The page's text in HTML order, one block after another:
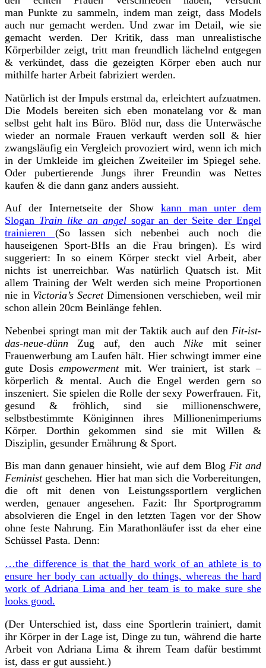
man Punkte zu sammeln, indem man zeigt, dass Models
auch nur gemacht werden. Und zwar im Detail, wie sie
gemacht werden. Der Kritik, dass man unrealistische
Körperbilder zeigt, tritt man freundlich lächelnd entgegen
& verkündet, dass die gezeigten Körper eben auch nur
mithilfe harter Arbeit fabriziert werden.
Natürlich ist der Impuls erstmal da, erleichtert aufzuatmen.
Die Models bereiten sich eben monatelang vor & man
selbst geht halt ins Büro. Blöd nur, dass die Unterwäsche
wieder an normale Frauen verkauft werden soll & hier
zwangsläufig ein Vergleich provoziert wird, wenn ich mich
in der Umkleide im gleichen Zweiteiler im Spiegel sehe.
Oder pubertierende Jungs ihrer Freundin was Nettes
kaufen & die dann ganz anders aussieht.
Auf der Internetseite der Show kann man unter dem
Slogan Train like an angelsogar an der Seite der Engel
trainieren (So lassen sich nebenbei auch noch die
hauseigenen Sport-BHs an die Frau bringen). Es wird
suggeriert: In so einem Körper steckt viel Arbeit, aber
nichts ist unerreichbar. Was natürlich Quatsch ist. Mit
allem Training der Welt werden sich meine Proportionen
nie in Victoria’s Secret Dimensionen verschieben, weil mir
schon allein 20cm Beinlänge fehlen.
Nebenbei springt man mit der Taktik auch auf den Fit-ist-
das-neue-dünn Zug auf, den auch Nike mit seiner
Frauenwerbung am Laufen hält. Hier schwingt immer eine
gute Dosisempowermentmit. Wer trainiert, ist stark –
körperlich & mental. Auch die Engel werden gern so
inszeniert. Sie spielen die Rolle der sexy Powerfrauen. Fit,
gesund & fröhlich, sind sie millionenschwere,
selbstbestimmte Königinnen ihres Millionenimperiums
Körper. Dorthin gekommen sind sie mit Willen &
Disziplin, gesunder Ernährung & Sport.
Bis man dann genauer hinsieht, wie auf dem Blog Fit and
Feministgeschehen. Hier hat man sich die Vorbereitungen,
die oft mit denen von Leistungssportlern verglichen
werden, genauer angesehen. Fazit: Ihr Sportprogramm
absolvieren die Engel in den letzten Tagen vor der Show
ohne feste Nahrung. Ein Marathonläufer isst da eher eine
Schüssel Pasta. Denn:
…the difference is that the hard work of an athlete is to
ensure her body can actually do things, whereas the hard
work of Adriana Lima and her team is to make sure she
looks good.
(Der Unterschied ist, dass eine Sportlerin trainiert, damit
ihr Körper in der Lage ist, Dinge zu tun, während die harte
Arbeit von Adriana Lima & ihrem Team dafür bestimmt
ist, dass er gut aussieht.)